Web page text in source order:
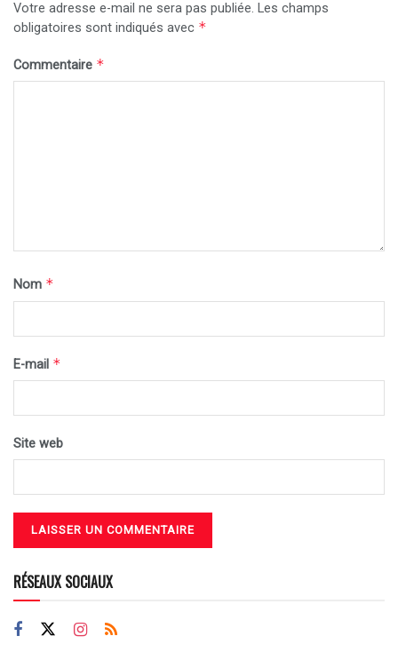
Votre adresse e-mail ne sera pas publiée. Les champs
obligatoires sont indiqués avec *
Commentaire *
Nom *
E-mail *
Site web
RÉSEAUX SOCIAUX